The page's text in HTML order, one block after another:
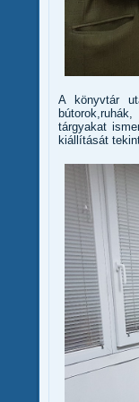
A könyvtár
tárgyakat
kiállítását